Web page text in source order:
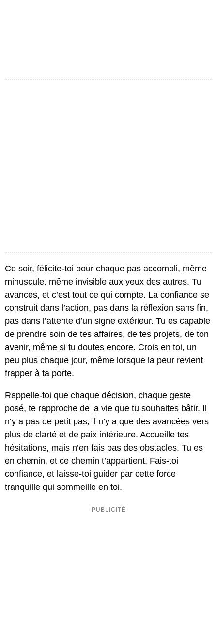
Ce soir, félicite-toi pour chaque pas accompli, même
minuscule, même invisible aux yeux des autres. Tu
avances, et c’est tout ce qui compte. La confiance se
construit dans l’action, pas dans la réflexion sans fin,
pas dans l’attente d’un signe extérieur. Tu es capable
de prendre soin de tes affaires, de tes projets, de ton
avenir, même si tu doutes encore. Crois en toi, un
peu plus chaque jour, même lorsque la peur revient
frapper à ta porte.
Rappelle-toi que chaque décision, chaque geste
posé, te rapproche de la vie que tu souhaites bâtir. Il
n’y a pas de petit pas, il n’y a que des avancées vers
plus de clarté et de paix intérieure. Accueille tes
hésitations, mais n’en fais pas des obstacles. Tu es
en chemin, et ce chemin t’appartient. Fais-toi
confiance, et laisse-toi guider par cette force
tranquille qui sommeille en toi.